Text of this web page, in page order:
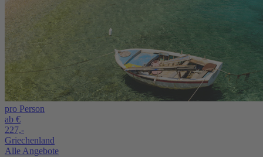
pro Person
ab €
227,-
Griechenland
Alle Angebote